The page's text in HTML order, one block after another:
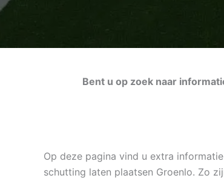
Bent u op zoek naar
Op deze pagina vind u extra
schutting laten plaatsen Groenlo. Zo